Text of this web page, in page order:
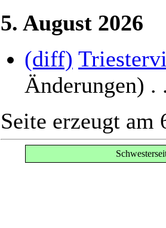
5. August 2026
(diff)
Änderungen)
Seite erzeugt am